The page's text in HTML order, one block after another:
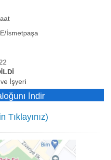
İsmetpaşa
İşyeri
İndir
Tıklayınız)